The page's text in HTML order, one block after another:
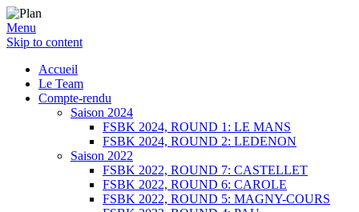
Volkanik-Endurance
SERGIO NANGERONI #16
Menu
Skip to content
Accueil
Le Team
Compte-rendu
Saison 2024
FSBK 2024, ROUND 1: LE MANS
FSBK 2024, ROUND 2: LEDENON
Saison 2022
FSBK 2022, ROUND 7: CASTELLET
FSBK 2022, ROUND 6: CAROLE
FSBK 2022, ROUND 5: MAGNY-COURS